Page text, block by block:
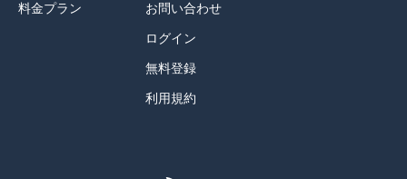
料金プラン お問い合わせ
ログイン
無料登録
利用規約